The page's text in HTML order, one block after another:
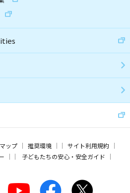
ップ 推奨環境
サイト利用規約
子どもたちの安心・安全ガイド